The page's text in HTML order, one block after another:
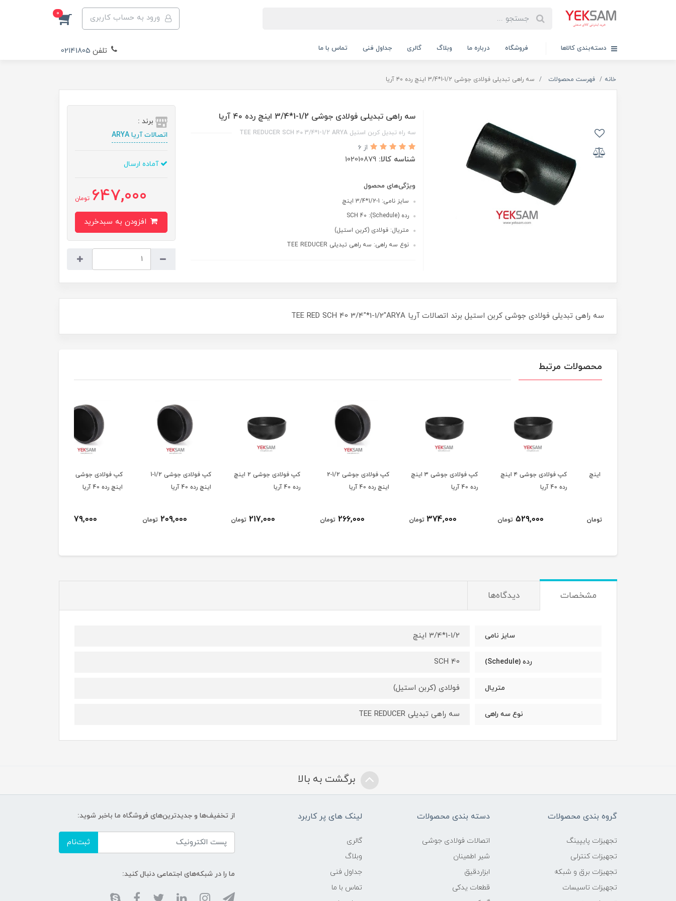
ورود به حساب کاربری 0
دسته‌بندی کالاها فروشگاه درباره ما وبلاگ گالری جداول فنی تماس با ما تلفن 02141805
خانه فهرست محصولات سه راهی تبدیلی فولادی جوشی 1/2-1*3/4 اینچ رده ۴۰ آریا
سه راهی تبدیلی فولادی جوشی 1/2-1*3/4 اینچ رده ۴۰ آریا
سه راه تبدیل کربن استیل TEE REDUCER SCH ۴۰ 3/4*1-1/2 ARYA
از 6
شناسه کالا:102010879
ویژگی‌های محصول
سایز نامی: 1-1/2*3/4 اینچ
رده (Schedule): SCH 40
متریال: فولادی (کربن استیل)
نوع سه راهی: سه راهی تبدیلی TEE REDUCER
برند :
اتصالات آریا ARYA
آماده ارسال
647,000 تومان
سه راهی تبدیلی فولادی جوشی کربن استیل برند اتصالات آریا TEE RED SCH 40 3/4"*1-1/2"ARYA
محصولات مرتبط
کپ فولادی جوشی ۴ اینچ
تومان
کپ فولادی جوشی 3 اینچ
374,000 تومان
کپ فولادی جوشی 1/2-2
تومان
کپ فولادی جوشی 2 اینچ
تومان
کپ فولادی جوشی 1/2-1
تومان
کپ فولادی جوشی 1/4-1
تومان
مشخصات دیدگاه‌ها
سایز نامی 1-1/2*3/4 اینچ
رده (Schedule) SCH 40
متریال فولادی (کربن استیل)
نوع سه راهی سه راهی تبدیلی TEE REDUCER
برگشت به بالا
گروه بندی محصولات
تجهیزات پایپینگ
تجهیزات کنترلی
تجهیزات برق و شبکه
تجهیزات تاسیسات
دسته بندی محصولات
اتصالات فولادی جوشی
شیر اطمینان
ابزاردقیق
قطعات یدکی
لینک های پر کاربرد
گالری
وبلاگ
جداول فنی
تماس با ما
از تخفیف‌ها و جدیدترین‌های فروشگاه ما باخبر شوید:
ثبت‌نام
ما را در شبکه‌های اجتماعی دنبال کنید: